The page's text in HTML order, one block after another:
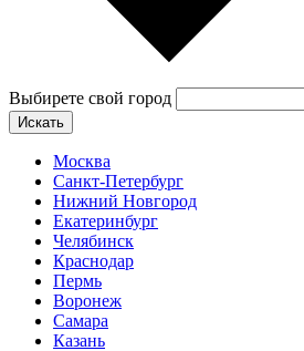
Выбирете свой город
Искать
Москва
Санкт-Петербург
Нижний Новгород
Екатеринбург
Челябинск
Краснодар
Пермь
Воронеж
Самара
Казань